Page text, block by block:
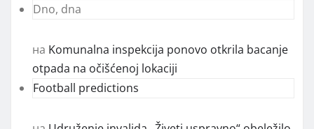
Dno, dna
на Komunalna inspekcija ponovo otkrila bacanje
otpada na očišćenoj lokaciji
Football predictions